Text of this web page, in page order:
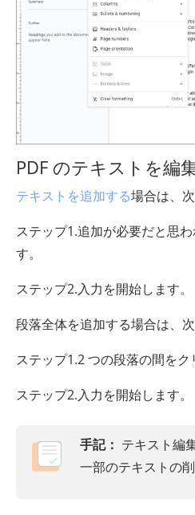
PDF のテキストを編
テキストを追加する場合は、
ステップ1.追加が必要だと思
す。
ステップ2.入力を開始します。
段落全体を追加する場合は、
ステップ1.2 つの段落の間をク
ステップ2.入力を開始します。
手記： テキスト編
一部のテキストの